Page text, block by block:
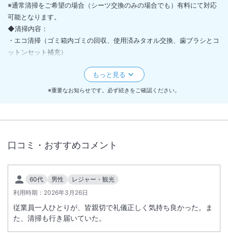
※通常清掃をご希望の場合（シーツ交換のみの場合でも）有料にて対応
可能となります。
◆清掃内容：
・エコ清掃（ゴミ箱内ゴミの回収、使用済みタオル交換、歯ブラシとコ
ットンセット補充）
工事に該当する客室へご案内の予定はございませんが、工事に近いお部
※重要なお知らせです。必ず続きをご確認ください。
口コミ・おすすめコメント
60代 男性
レジャー・観光
利用時期： 2026年3月26日
従業員一人ひとりが、皆親切で礼儀正しく気持ち良かった。ま
た、清掃も行き届いていた。